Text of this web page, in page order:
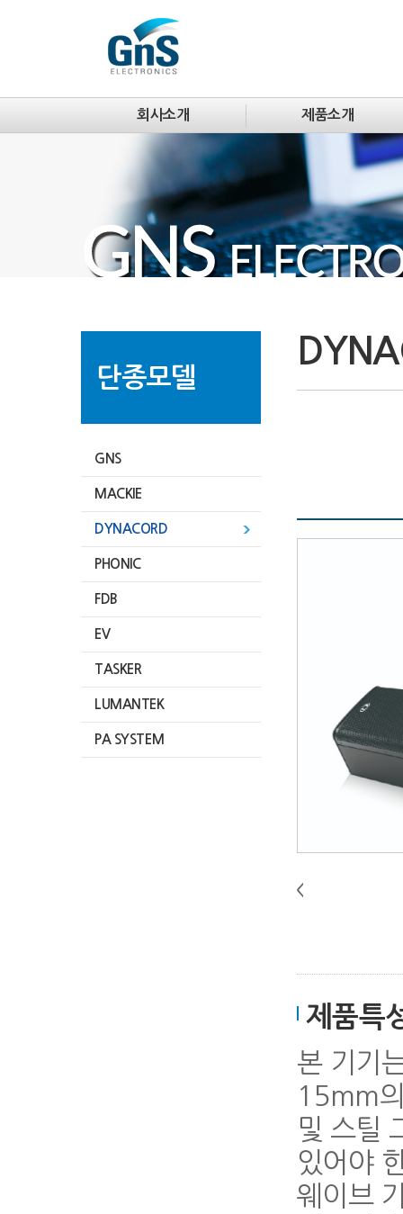
회사소개 제품소개
단종모델
GNS
MACKIE
DYNACORD
PHONIC
FDB
EV
TASKER
LUMANTEK
PA SYSTEM
제품특
본 기기
15mm
및 스틸
있어야
웨이브